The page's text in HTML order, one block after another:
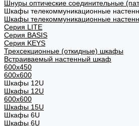
Шнуры оптические соединительные
Шкафы телекоммуникационные
Шкафы телекоммуникационные
Cерия LITE
Cерия BASIS
Cерия KEYS
Трехсекционные (откидные) шкафы
Встраиваемый настенный шкаф
600x450
600x600
Шкафы 12U
Шкафы 12U
600x600
Шкафы 15U
Шкафы 6U
Шкафы 6U